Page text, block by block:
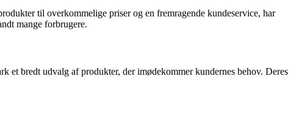
til overkommelige priser og en fremragende kundeservice, har
mange forbrugere.
bredt udvalg af produkter, der imødekommer kundernes behov. Deres